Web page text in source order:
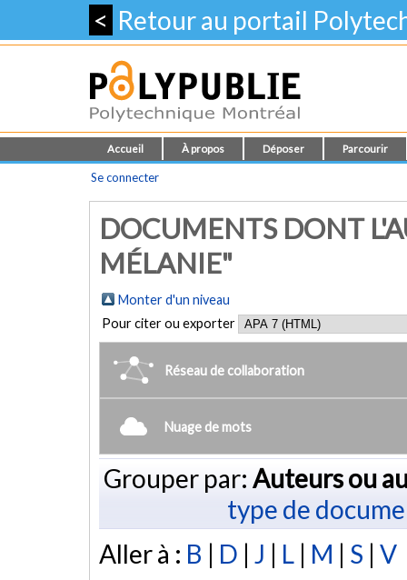
< Retour au portail
Accueil À propos Déposer Parcourir
Se connecter
DOCUMENTS DONT
MÉLANIE"
Monter d'un niveau
Pour citer ou exporter
Réseau de collaboration
Nuage de mots
Grouper par: Auteurs ou
type de
Aller à : B | D | J | L | M | S | V